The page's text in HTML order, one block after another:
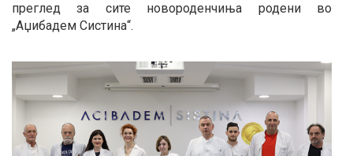
преглед за сите новороденчиња родени во
„Аџибадем Систина“.